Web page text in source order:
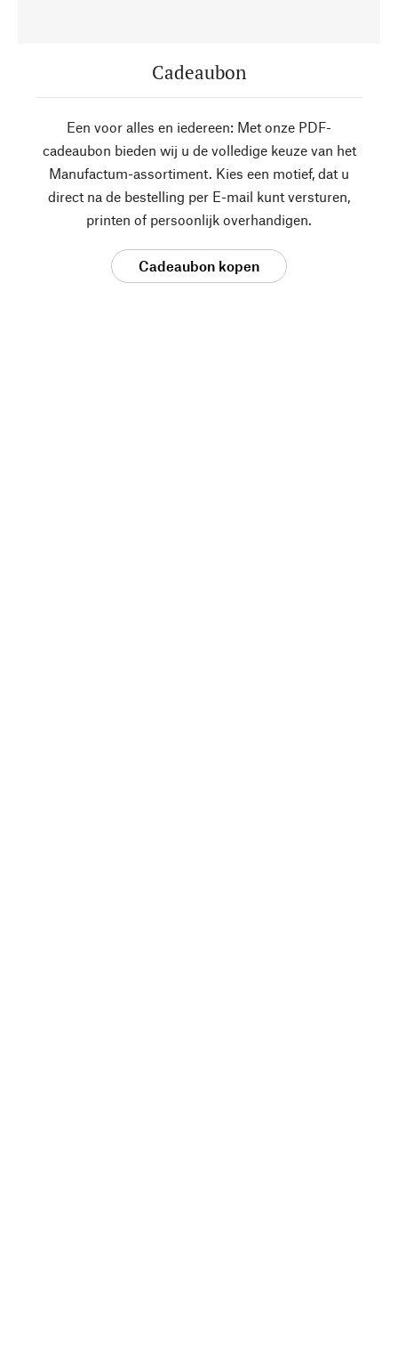
Cadeaubon
Een voor alles en iedereen: Met onze PDF-
cadeaubon bieden wij u de volledige keuze van het
Manufactum-assortiment. Kies een motief, dat u
direct na de bestelling per E-mail kunt versturen,
printen of persoonlijk overhandigen.
Cadeaubon kopen